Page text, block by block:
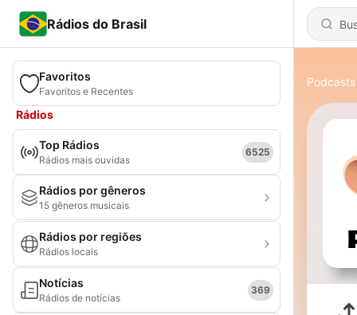
Rádios do Brasil
Favoritos
Favoritos e Recentes
Rádios
Top Rádios
Rádios mais ouvidas
6525
Rádios por gêneros
15 gêneros musicais
Rádios por regiões
Rádios locais
Notícias
Rádios de notícias
369
Podcasts